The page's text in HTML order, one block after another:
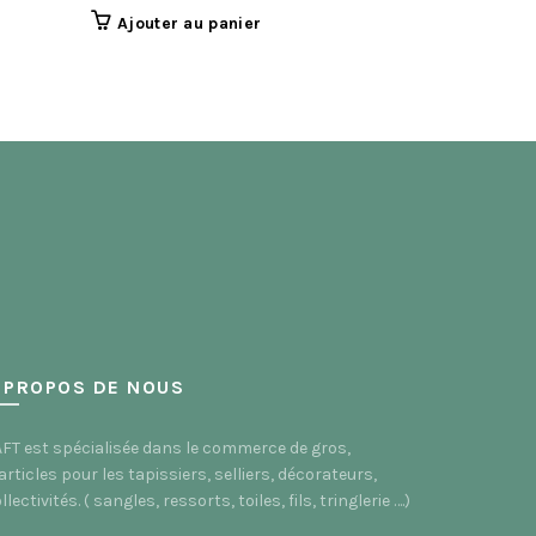
Ajouter au panier
DE NOUS
est spécialisée dans le commerce de gros,
pour les tapissiers, selliers, décorateurs,
( sangles, ressorts, toiles, fils, tringlerie ….)